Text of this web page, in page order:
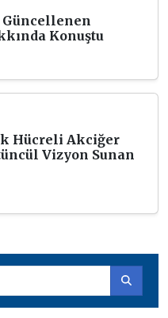
Güncellenen
Konuştu
Hücreli Akciğer
Vizyon Sunan